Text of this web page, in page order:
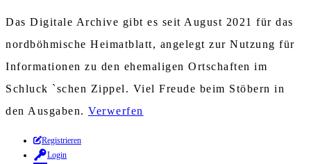
Das Digitale Archive gibt es seit August 2021 für das
nordböhmische Heimatblatt, angelegt zur Nutzung für
Informationen zu den ehemaligen Ortschaften im
Schluck `schen Zippel. Viel Freude beim Stöbern in
den Ausgaben. Verwerfen
Zum
Inhalt
Registrieren
Login